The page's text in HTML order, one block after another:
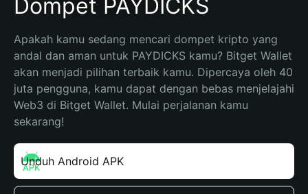
Dompet PAYDICKS
Apakah kamu sedang mencari dompet kripto yang
andal dan aman untuk PAYDICKS kamu? Bitget Wallet
akan menjadi pilihan terbaik kamu. Dipercaya oleh 40
juta pengguna, kamu dapat dengan bebas menjelajahi
Web3 di Bitget Wallet. Mulai perjalanan kamu
sekarang!
Unduh Android APK